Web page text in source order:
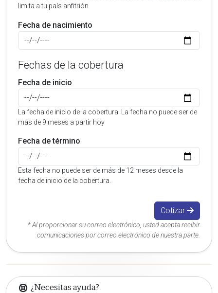
limita a tu país anfitrión.
Fecha de nacimiento
Fechas de la cobertura
Fecha de inicio
La fecha de inicio de la cobertura. La fecha no puede ser de
más de 9 meses a partir hoy
Fecha de término
Esta fecha no puede ser de más de 12 meses desde la
fecha de inicio de la cobertura.
Cotizar
* Al proporcionar su correo electrónico, usted acepta recibir
comunicaciones por correo electrónico de nuestra parte.
¿Necesitas ayuda?